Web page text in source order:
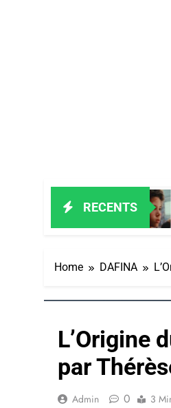
RECENTS
Oeil
Home DAFINA
L’Origine
par
Admin 0 3